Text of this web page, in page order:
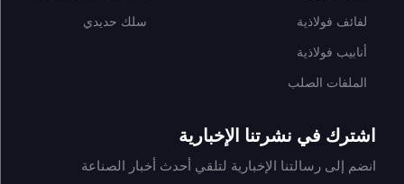
لفائف فولاذية
أنابيب فولاذية
الملفات الصلب
سلك حديدي
اشترك في نشرتنا الإخبارية
انضم إلى رسالتنا الإخبارية لتلقي أحدث أخبار الصناعة